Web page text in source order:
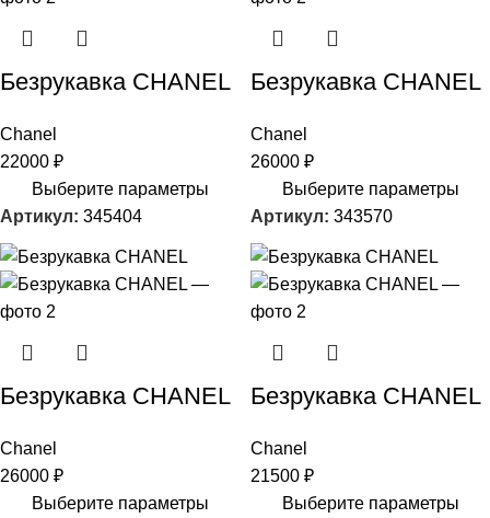
Безрукавка CHANEL
Chanel
22000 ₽
Выберите параметры
Артикул: 345404
Безрукавка CHANEL
Chanel
26000 ₽
Выберите параметры
Артикул: 343570
Безрукавка CHANEL
Chanel
26000 ₽
Выберите параметры
Безрукавка CHANEL
Chanel
21500 ₽
Выберите параметры